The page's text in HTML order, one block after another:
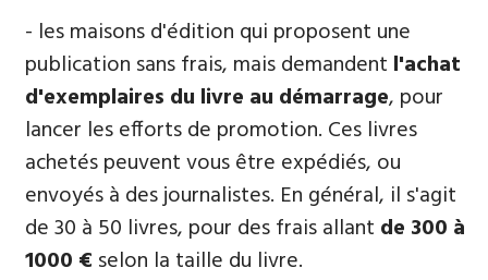
- les maisons d'édition qui proposent une
publication sans frais, mais demandent l'achat
d'exemplaires du livre au démarrage, pour
lancer les efforts de promotion. Ces livres
achetés peuvent vous être expédiés, ou
envoyés à des journalistes. En général, il s'agit
de 30 à 50 livres, pour des frais allant de 300 à
1000 € selon la taille du livre.